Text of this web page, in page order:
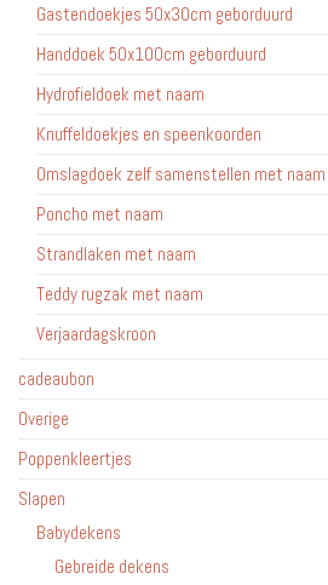
Gastendoekjes 50x30cm geborduurd
Handdoek 50x100cm geborduurd
Hydrofieldoek met naam
Knuffeldoekjes en speenkoorden
Omslagdoek zelf samenstellen met naam
Poncho met naam
Strandlaken met naam
Teddy rugzak met naam
Verjaardagskroon
cadeaubon
Overige
Poppenkleertjes
Slapen
Babydekens
Gebreide dekens